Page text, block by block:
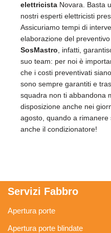
elettricista Novara. Basta
nostri esperti elettricisti
Assicuriamo tempi di
elaborazione del
SosMastro , infatti,
suo team: per noi è
che i costi preventivati
sono sempre garantiti e
squadra non ti abbandona
disposizione anche nei
agosto, quando a
anche il condizionatore!
Servizi Fabbro
Apertura porte
Apertura porte blindate